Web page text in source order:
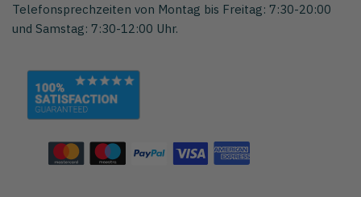
Telefonsprechzeiten von Montag bis Freitag: 7:30-20:00
und Samstag: 7:30-12:00 Uhr.